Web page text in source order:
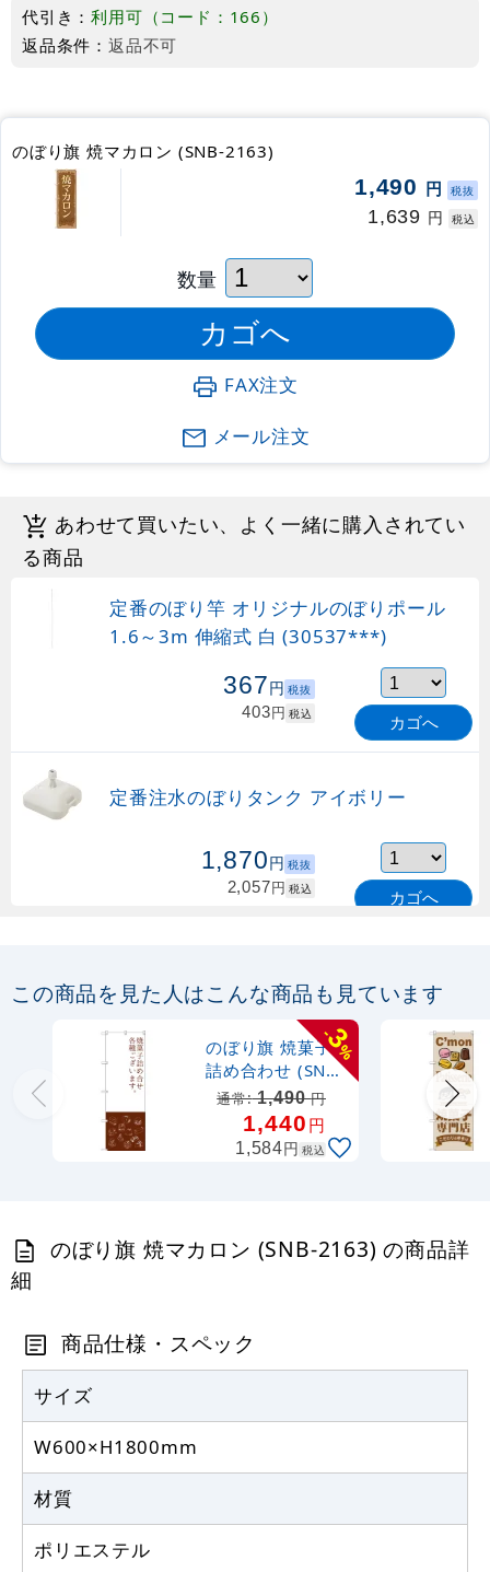
代引き：利用可（コード：166）
返品条件： 返品不可
のぼり旗 焼マカロン (SNB-2163)
1,490 円 税抜
1,639 円 税込
数量
FAX注文
メール注文
あわせて買いたい、よく一緒に購入されてい
る商品
定番のぼり竿 オリジナルのぼりポール
1.6～3m 伸縮式 白 (30537***)
367円 税抜
403円 税込 カゴへ
定番注水のぼりタンク アイボリー
1,870円 税抜
2,057円 税込 カゴへ
1.6～3m 伸縮式 緑 (30537GRN)
税抜
売り切れ中
購入不可
定番のぼり竿 オリジナルのぼりポール
1.6～3m 伸縮式 水色 (30537SBL)
367円 税抜
注水型マルチのぼりスタンド 20L
この商品を見た人はこんな商品も見ています
-
3
%
のぼり旗 焼菓子
詰め合わせ (SNB-
2800)
通常:1,490円
1,440円
1,584円 税込
のぼり旗 焼マカロン (SNB-2163) の商品詳
細
商品仕様・スペック
サイズ
W600×H1800mm
材質
ポリエステル